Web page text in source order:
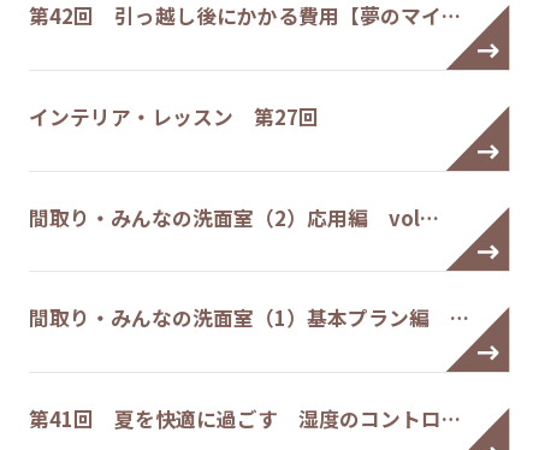
第42回 引っ越し後にかかる費用【夢のマイ…
インテリア・レッスン 第27回
間取り・みんなの洗面室（2）応用編 vol…
間取り・みんなの洗面室（1）基本プラン編 …
第41回 夏を快適に過ごす 湿度のコントロ…